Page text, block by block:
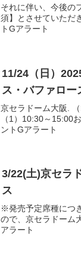
それに伴い、今後の
須】とさせていただ
トGアラート
11/24（日）
ス・バファロー
京セラドーム大阪.
（1）10:30～15:00
ントGアラート
3/22(土)京セラ
ス
※発売予定席種につ
ので、京セラドーム
アラート